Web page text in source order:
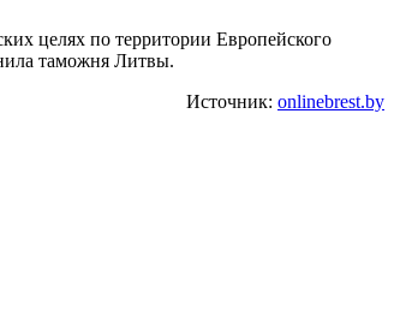
целях по территории Европейского
таможня Литвы.
Источник: onlinebrest.by